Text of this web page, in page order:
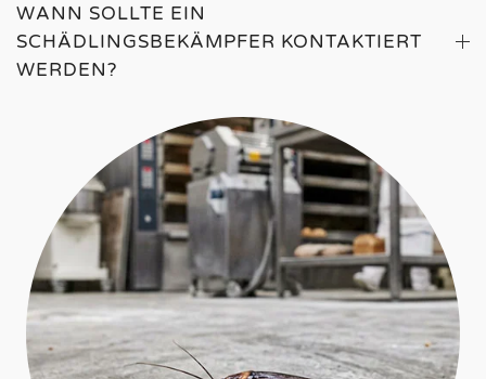
WANN SOLLTE EIN
SCHÄDLINGSBEKÄMPFER KONTAKTIERT
WERDEN?